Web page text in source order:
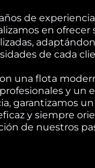
de
en ofrecer
de cada
una flota
y un
garantizamos
y siempre
de nuestros